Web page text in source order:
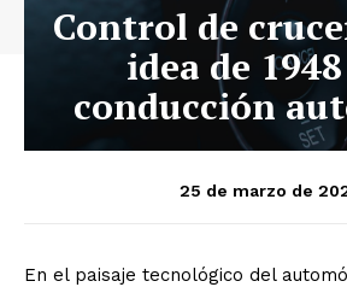
Control de
idea de
conducción
25 de marzo de
En el paisaje tecnológico del